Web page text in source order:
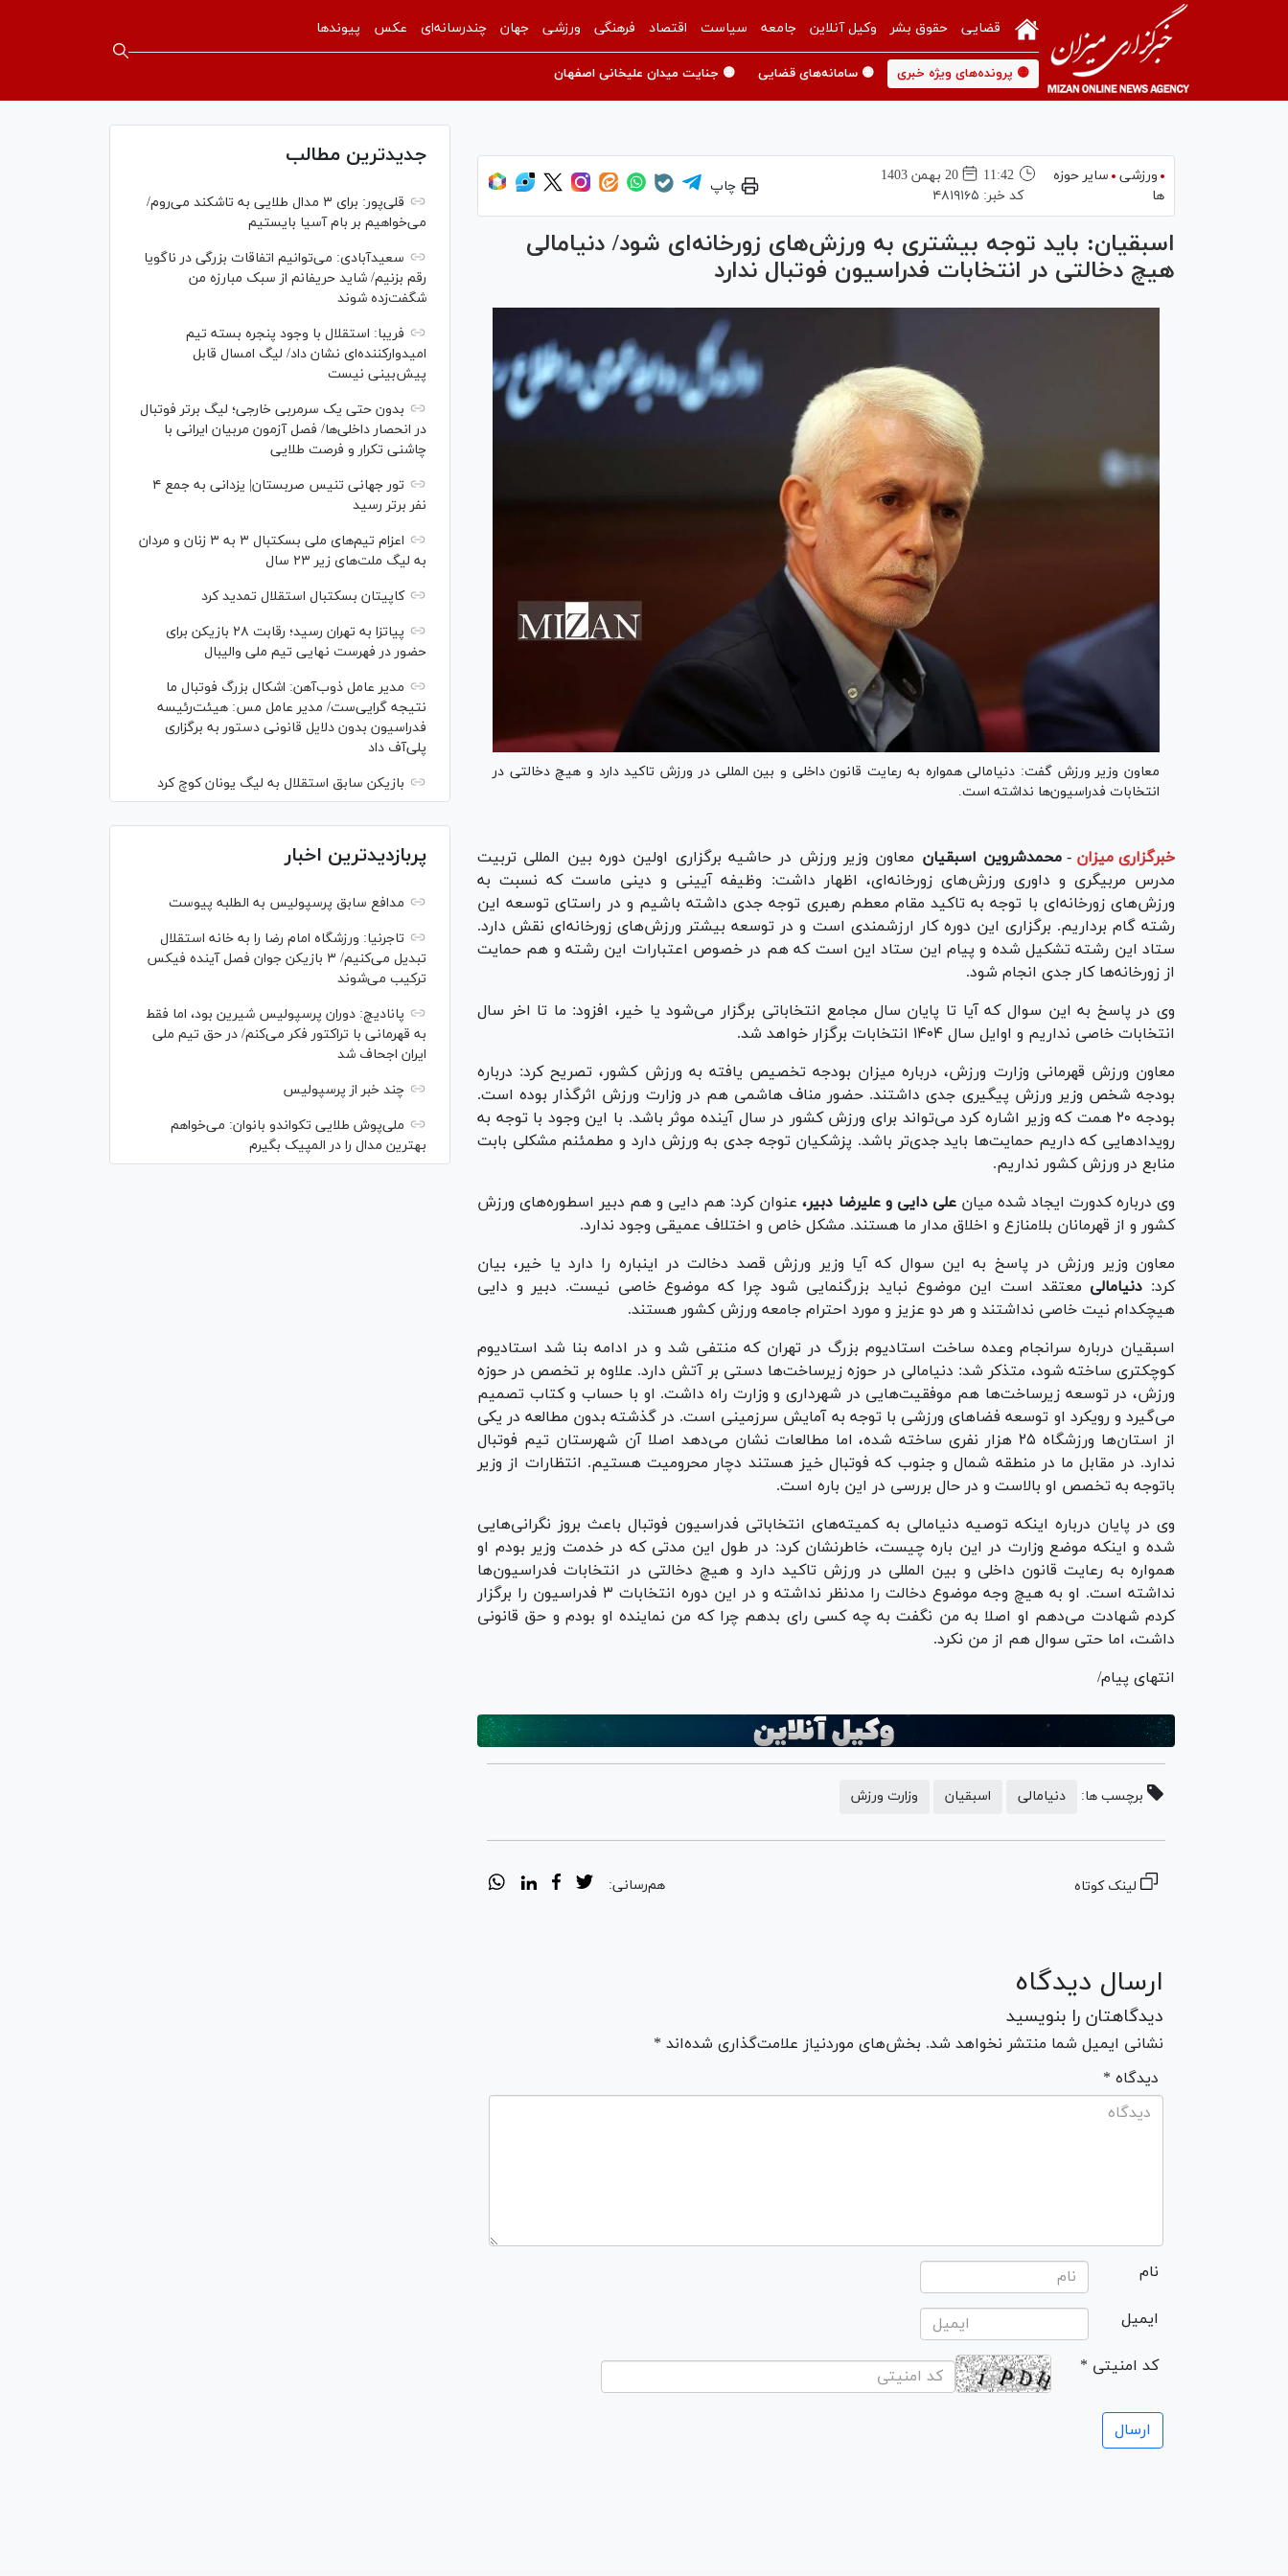
قضایی حقوق بشر وکیل آنلاین جامعه سیاست اقتصاد فرهنگی ورزشی جهان چندرسانه‌ای عکس پیوندها
🟡 پرونده‌های ویژه خبری 🟡 سامانه‌های قضایی 🟡 جنایت میدان علیخانی اصفهان
ورزشی
سایر حوزه
ها
11:42
20 بهمن 1403
کد خبر: ۴۸۱۹۱۶۵
چاپ
اسبقیان: باید توجه بیشتری به ورزش‌های زورخانه‌ای شود/ دنیامالی
هیچ دخالتی در انتخابات فدراسیون فوتبال ندارد
معاون وزیر ورزش گفت: دنیامالی همواره به رعایت قانون داخلی و بین المللی در ورزش تاکید دارد و هیچ دخالتی در
انتخابات فدراسیون‌ها نداشته است.
خبرگزاری میزان - محمدشروین اسبقیان معاون وزیر ورزش در حاشیه برگزاری اولین دوره بین المللی تربیت
مدرس مربیگری و داوری ورزش‌های زورخانه‌ای، اظهار داشت: وظیفه آیینی و دینی ماست که نسبت به
ورزش‌های زورخانه‌ای با توجه به تاکید مقام معطم رهبری توجه جدی داشته باشیم و در راستای توسعه این
رشته گام برداریم. برگزاری این دوره کار ارزشمندی است و در توسعه بیشتر ورزش‌های زورخانه‌ای نقش دارد.
ستاد این رشته تشکیل شده و پیام این ستاد این است که هم در خصوص اعتبارات این رشته و هم حمایت
از زورخانه‌ها کار جدی انجام شود.
وی در پاسخ به این سوال که آیا تا پایان سال مجامع انتخاباتی برگزار می‌شود یا خیر، افزود: ما تا اخر سال
انتخابات خاصی نداریم و اوایل سال ۱۴۰۴ انتخابات برگزار خواهد شد.
معاون ورزش قهرمانی وزارت ورزش، درباره میزان بودجه تخصیص یافته به ورزش کشور، تصریح کرد: درباره
بودجه شخص وزیر ورزش پیگیری جدی داشتند. حضور مناف هاشمی هم در وزارت ورزش اثرگذار بوده است.
بودجه ۲۰ همت که وزیر اشاره کرد می‌تواند برای ورزش کشور در سال آینده موثر باشد. با این وجود با توجه به
رویداد‌هایی که داریم حمایت‌ها باید جدی‌تر باشد. پزشکیان توجه جدی به ورزش دارد و مطمئنم مشکلی بابت
منابع در ورزش کشور نداریم.
وی درباره کدورت ایجاد شده میانعلی دایی و علیرضا دبیر،عنوان کرد: هم دایی و هم دبیر اسطوره‌های ورزش
کشور و از قهرمانان بلامنازع و اخلاق مدار ما هستند. مشکل خاص و اختلاف عمیقی وجود ندارد.
معاون وزیر ورزش در پاسخ به این سوال که آیا وزیر ورزش قصد دخالت در اینباره را دارد یا خیر، بیان
کرد: دنیامالی معتقد است این موضوع نباید بزرگنمایی شود چرا که موضوع خاصی نیست. دبیر و دایی
هیچکدام نیت خاصی نداشتند و هر دو عزیز و مورد احترام جامعه ورزش کشور هستند.
اسبقیان درباره سرانجام وعده ساخت استادیوم بزرگ در تهران که منتفی شد و در ادامه بنا شد استادیوم
کوچکتری ساخته شود، متذکر شد: دنیامالی در حوزه زیرساخت‌ها دستی بر آتش دارد. علاوه بر تخصص در حوزه
ورزش، در توسعه زیرساخت‌ها هم موفقیت‌هایی در شهرداری و وزارت راه داشت. او با حساب و کتاب تصمیم
می‌گیرد و رویکرد او توسعه فضا‌های ورزشی با توجه به آمایش سرزمینی است. در گذشته بدون مطالعه در یکی
از استان‌ها ورزشگاه ۲۵ هزار نفری ساخته شده، اما مطالعات نشان می‌دهد اصلا آن شهرستان تیم فوتبال
ندارد. در مقابل ما در منطقه شمال و جنوب که فوتبال خیز هستند دچار محرومیت هستیم. انتظارات از وزیر
باتوجه به تخصص او بالاست و در حال بررسی در این باره است.
وی در پایان درباره اینکه توصیه دنیامالی به کمیته‌های انتخاباتی فدراسیون فوتبال باعث بروز نگرانی‌هایی
شده و اینکه موضع وزارت در این باره چیست، خاطرنشان کرد: در طول این مدتی که در خدمت وزیر بودم او
همواره به رعایت قانون داخلی و بین المللی در ورزش تاکید دارد و هیچ دخالتی در انتخابات فدراسیون‌ها
نداشته است. او به هیچ وجه موضوع دخالت را مدنظر نداشته و در این دوره انتخابات ۳ فدراسیون را برگزار
کردم شهادت می‌دهم او اصلا به من نگفت به چه کسی رای بدهم چرا که من نماینده او بودم و حق قانونی
داشت، اما حتی سوال هم از من نکرد.
انتهای پیام/
برچسب ها: دنیامالی اسبقیان وزارت ورزش
لینک کوتاه هم‌رسانی:
ارسال دیدگاه
دیدگاهتان را بنویسید
نشانی ایمیل شما منتشر نخواهد شد. بخش‌های موردنیاز علامت‌گذاری شده‌اند *
* دیدگاه
نام
ایمیل
* کد امنیتی
جدیدترین مطالب
قلی‌پور: برای ۳ مدال طلایی به تاشکند می‌روم/
می‌خواهیم بر بام آسیا بایستیم
سعیدآبادی: می‌توانیم اتفاقات بزرگی در ناگویا
رقم بزنیم/ شاید حریفانم از سبک مبارزه من
شگفت‌زده شوند
فریبا: استقلال با وجود پنجره بسته تیم
امیدوارکننده‌ای نشان داد/ لیگ امسال قابل
پیش‌بینی نیست
بدون حتی یک سرمربی خارجی؛ لیگ برتر فوتبال
در انحصار داخلی‌ها/ فصل آزمون مربیان ایرانی با
چاشنی تکرار و فرصت طلایی
تور جهانی تنیس صربستان| یزدانی به جمع ۴
نفر برتر رسید
اعزام تیم‌های ملی بسکتبال ۳ به ۳ زنان و مردان
به لیگ ملت‌های زیر ۲۳ سال
کاپیتان بسکتبال استقلال تمدید کرد
پیاتزا به تهران رسید؛ رقابت ۲۸ بازیکن برای
حضور در فهرست نهایی تیم ملی والیبال
مدیر عامل ذوب‌آهن: اشکال بزرگ فوتبال ما
نتیجه گرایی‌ست/ مدیر عامل مس: هیئت‌رئیسه
فدراسیون بدون دلایل قانونی دستور به برگزاری
پلی‌آف داد
بازیکن سابق استقلال به لیگ یونان کوچ کرد
پربازدیدترین اخبار
مدافع سابق پرسپولیس به الطلبه پیوست
تاجرنیا: ورزشگاه امام رضا را به خانه استقلال
تبدیل می‌کنیم/ ۳ بازیکن جوان فصل آینده فیکس
ترکیب می‌شوند
پانادیچ: دوران پرسپولیس شیرین بود، اما فقط
به قهرمانی با تراکتور فکر می‌کنم/ در حق تیم ملی
ایران اجحاف شد
چند خبر از پرسپولیس
ملی‌پوش‌ طلایی تکواندو بانوان: می‌خواهم
بهترین مدال را در المپیک بگیرم